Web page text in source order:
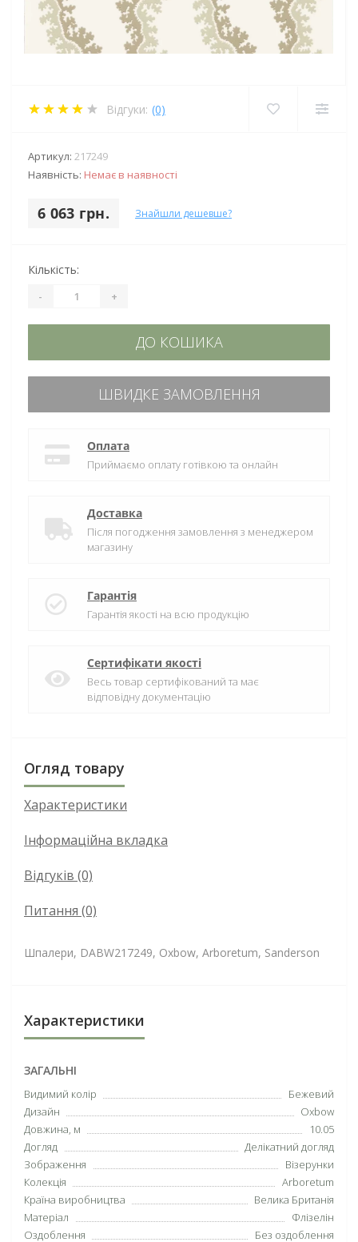
Відгуки: (0)
Артикул: 217249
Наявність: Немає в наявності
6 063 грн. Знайшли дешевше?
Кількість:
- +
ДО КОШИКА
ШВИДКЕ ЗАМОВЛЕННЯ
Оплата
Приймаємо оплату готівкою та онлайн
Доставка
Після погодження замовлення з менеджером
магазину
Гарантія
Гарантія якості на всю продукцію
Сертифікати якості
Весь товар сертифікований та має
відповідну документацію
Огляд товару
Характеристики
Інформаційна вкладка
Відгуків (0)
Питання (0)
Шпалери, DABW217249, Oxbow, Arboretum, Sanderson
Характеристики
ЗАГАЛЬНІ
Видимий колір
Бежевий
Дизайн
Oxbow
Довжина, м
10.05
Догляд
Делікатний догляд
Зображення
Візерунки
Колекція
Arboretum
Країна виробництва
Велика Британія
Матеріал
Флізелін
Оздоблення
Без оздоблення